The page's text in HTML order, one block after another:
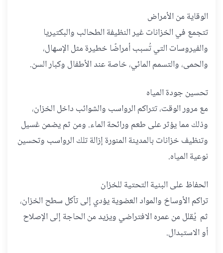
الوقاية من الأمراض
تتجمع في الخزانات غير النظيفة الطحالب والبكتيريا
والفيروسات التي تُسبب أمراضًا خطيرة مثل الإسهال،
والحمى، والتسمم المائي، خاصة عند الأطفال وكبار السن.
تحسين جودة المياه
مع مرور الوقت، تتراكم الرواسب والشوائب داخل الخزان،
وذلك مما يؤثر على طعم ورائحة الماء. ومن ثم يضمن غسيل
وتنظيف خزانات بالمدينة المنورة إزالة تلك الرواسب وتحسين
نوعية المياه.
الحفاظ على البنية التحتية للخزان
تراكم الأوساخ والمواد العضوية يؤدي إلى تآكل سطح الخزان،
ثم يُقلل من عمره الافتراضي ويزيد من الحاجة إلى الإصلاح
أو الاستبدال.